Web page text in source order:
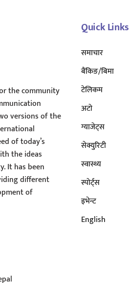
the community
versions of the
of today’s
the ideas
It has been
different
of
Quick Links
समाचार
बैंकिङ/बिमा
टेलिकम
अटाे
ग्याजेट्स
सेक्युरिटी
स्वास्थ्य
स्पोर्ट्स
इभेन्ट
English